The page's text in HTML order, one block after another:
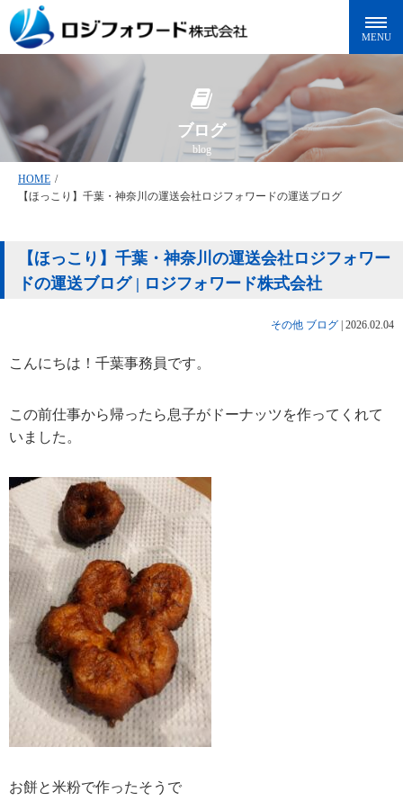
ブログ
blog
HOME /
【ほっこり】千葉・神奈川の運送会社ロジフォワードの運送ブログ
【ほっこり】千葉・神奈川の運送会社ロジフォワー
ドの運送ブログ | ロジフォワード株式会社
その他 ブログ 2026.02.04
こんにちは！千葉事務員です。
この前仕事から帰ったら息子がドーナッツを作ってくれて
いました。
お餅と米粉で作ったそうで